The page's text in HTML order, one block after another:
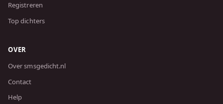
Registreren
Top dichters
OVER
Over smsgedicht.nl
Contact
Help